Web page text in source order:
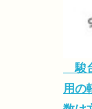
駿
用の